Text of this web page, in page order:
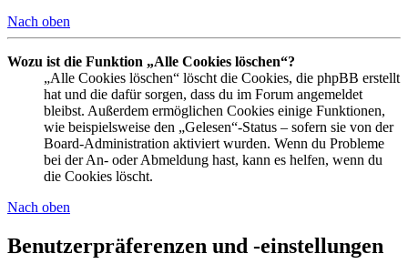
Nach oben
Wozu ist die Funktion „Alle Cookies löschen“?
„Alle Cookies löschen“ löscht die Cookies, die phpBB erstellt
hat und die dafür sorgen, dass du im Forum angemeldet
bleibst. Außerdem ermöglichen Cookies einige Funktionen,
wie beispielsweise den „Gelesen“-Status – sofern sie von der
Board-Administration aktiviert wurden. Wenn du Probleme
bei der An- oder Abmeldung hast, kann es helfen, wenn du
die Cookies löscht.
Nach oben
Benutzerpräferenzen und -einstellungen